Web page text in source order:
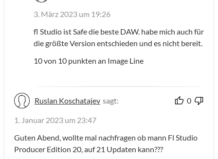
3. März 2023 um 19:26
fl Studio ist Safe die beste DAW. habe mich auch für
die größte Version entschieden und es nicht bereit.
10 von 10 punkten an Image Line
Ruslan Koschatajev sagt: 0
1. Januar 2023 um 23:47
Guten Abend, wollte mal nachfragen ob mann Fl Studio
Producer Edition 20, auf 21 Updaten kann???